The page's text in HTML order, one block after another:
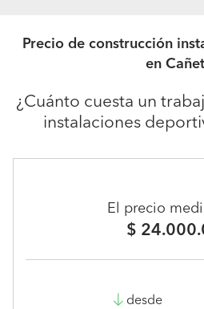
Precio de construcción
en
¿Cuánto cuesta un
instalaciones
El precio
$
desde